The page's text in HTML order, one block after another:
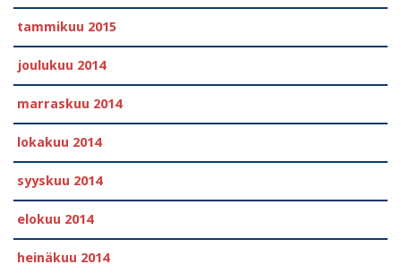
tammikuu 2015
joulukuu 2014
marraskuu 2014
lokakuu 2014
syyskuu 2014
elokuu 2014
heinäkuu 2014